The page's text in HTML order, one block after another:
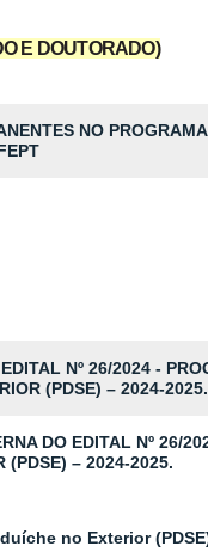
E DOUTORADO)
NO
Nº 26/2024 -
(PDSE) – 2024-2025.
DO EDITAL Nº 26/
(PDSE) – 2024-2025.
no Exterior